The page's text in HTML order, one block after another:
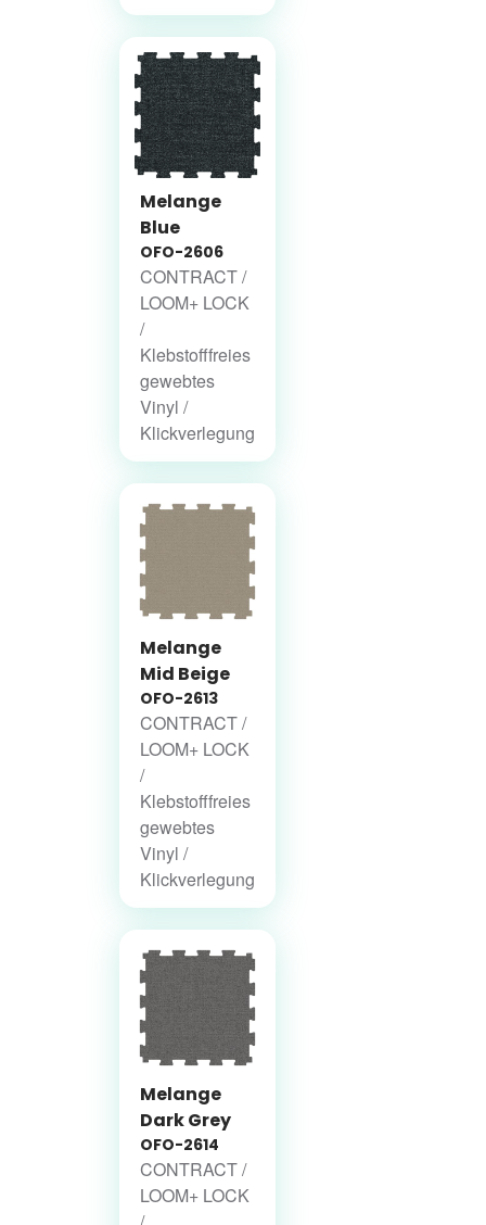
Melange
Blue
OFO-2606
CONTRACT /
LOOM+ LOCK
/
Klebstofffreies
gewebtes
Vinyl /
Klickverlegung
Melange
Mid Beige
OFO-2613
CONTRACT /
LOOM+ LOCK
/
Klebstofffreies
gewebtes
Vinyl /
Klickverlegung
Melange
Dark Grey
OFO-2614
CONTRACT /
LOOM+ LOCK